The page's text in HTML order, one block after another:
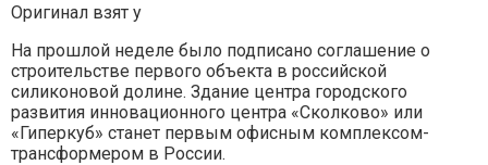
Оригинал взят у
На прошлой неделе было подписано соглашение о
строительстве первого объекта в российской
силиконовой долине. Здание центра городского
развития инновационного центра «Сколково» или
«Гиперкуб» станет первым офисным комплексом-
трансформером в России.